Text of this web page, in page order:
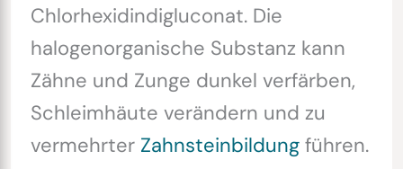
Chlorhexidindigluconat. Die
halogenorganische Substanz kann
Zähne und Zunge dunkel verfärben,
Schleimhäute verändern und zu
vermehrter Zahnsteinbildungführen.